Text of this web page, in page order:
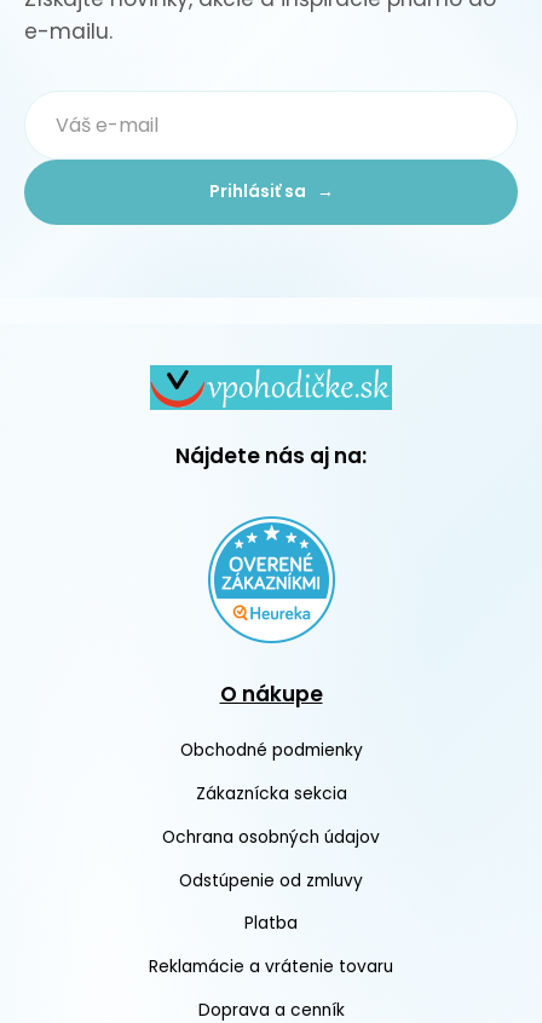
e-mailu.
Prihlásiť sa →
Nájdete nás aj na:
O nákupe
Obchodné podmienky
Zákaznícka sekcia
Ochrana osobných údajov
Odstúpenie od zmluvy
Platba
Reklamácie a vrátenie tovaru
Doprava a cenník